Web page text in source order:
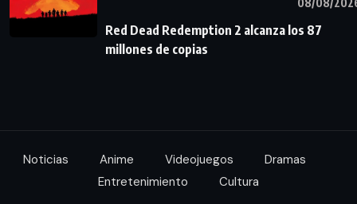
08/08/
Red Dead Redemption 2 alcanza los 87
millones de copias
Noticias Anime Videojuegos
Dramas
Entretenimiento
Cultura